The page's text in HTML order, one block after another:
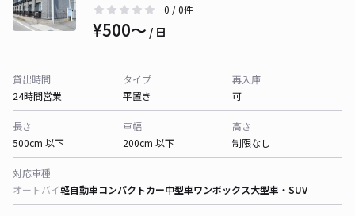
0 / 0件
¥500〜 / 日
貸出時間
24時間営業
タイプ
平置き
再入庫
可
長さ
500cm 以下
車幅
200cm 以下
高さ
制限なし
対応車種
オートバイ軽自動車コンパクトカー中型車ワンボックス大型車・SUV